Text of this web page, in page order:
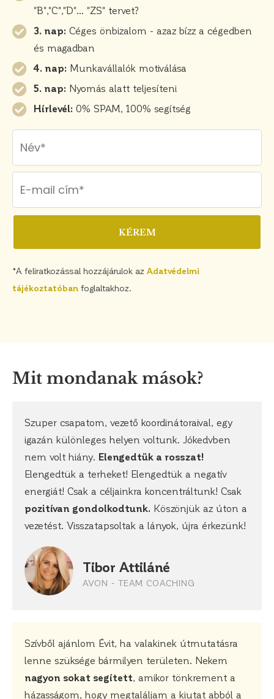
"B","C","D"… "ZS" tervet?
3. nap: Céges önbizalom - azaz bízz a cégedben
és magadban
4. nap: Munkavállalók motiválása
5. nap: Nyomás alatt teljesíteni
Hírlevél: 0% SPAM, 100% segítség
KÉREM
*A feliratkozással hozzájárulok az Adatvédelmi
tájékoztatóban foglaltakhoz.
Mit mondanak mások?
Szuper csapatom, vezető koordinátoraival, egy
igazán különleges helyen voltunk. Jókedvben
nem volt hiány. Elengedtük a rosszat!
Elengedtük a terheket! Elengedtük a negatív
energiát! Csak a céljainkra koncentráltunk! Csak
pozitívan gondolkodtunk. Köszönjük az úton a
vezetést. Visszatapsoltak a lányok, újra érkezünk!
Tibor Attiláné
AVON - TEAM COACHING
Szívből ajánlom Évit, ha valakinek útmutatásra
lenne szüksége bármilyen területen. Nekem
nagyon sokat segített, amikor tönkrement a
házasságom, hogy megtaláljam a kiutat abból a